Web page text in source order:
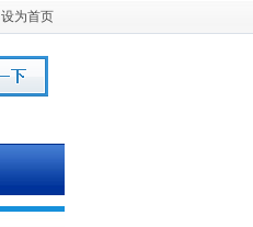
设为首页